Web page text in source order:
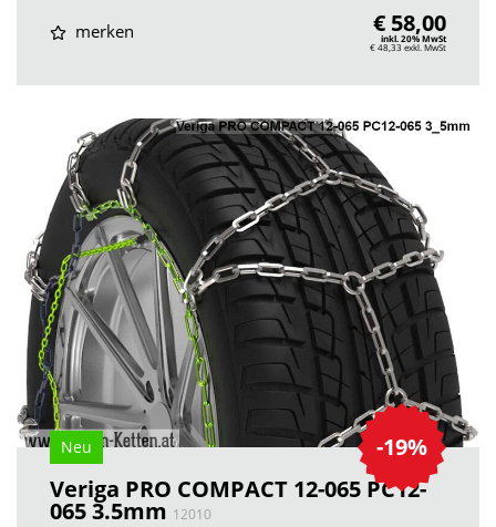
merken € 58,00
inkl. 20% MwSt
€ 48,33 exkl. MwSt
-19%
Neu
Veriga PRO COMPACT 12-065 PC12-
065 3.5mm 12010